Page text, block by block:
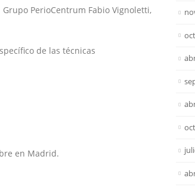
PerioCentrum Fabio Vignoletti,
de las técnicas